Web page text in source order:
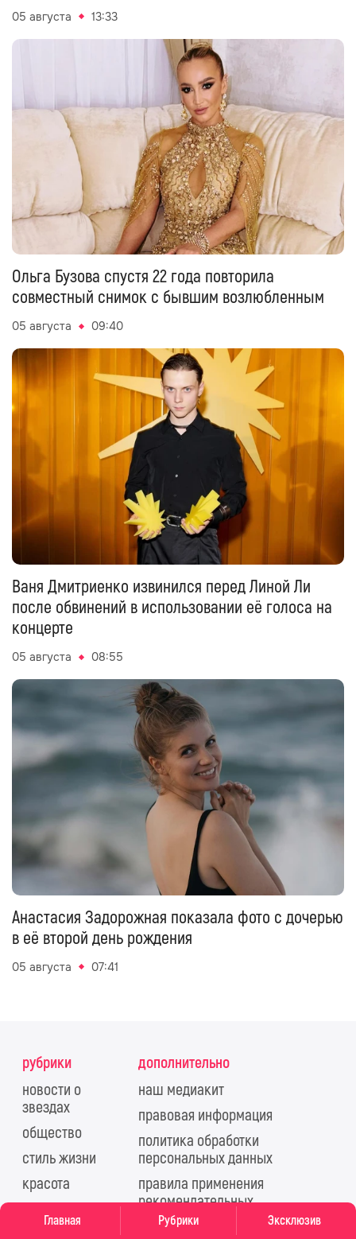
Главная Рубрики Эксклюзив
05 августа 13:33
Ольга Бузова спустя 22 года повторила
совместный снимок с бывшим возлюбленным
05 августа 09:40
Ваня Дмитриенко извинился перед Линой Ли
после обвинений в использовании её голоса на
концерте
05 августа 08:55
Анастасия Задорожная показала фото с дочерью
в её второй день рождения
05 августа 07:41
рубрики
новости о
звездах
общество
стиль жизни
красота
еда
дополнительно
наш медиакит
правовая информация
политика обработки
персональных данных
правила применения
рекомендательных
технологий